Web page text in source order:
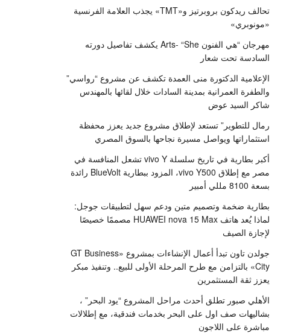
تحالف ريدكون بروبرتيز و«TMT» يجذب العلامة الفرنسية
«مونوبري»
مهرجان “هي الفنون Arts- “She يكشف تفاصيل دورته
السادسة تحت شعار
الإعلامية الدكتورة منى العمدة تكشف عن مشروع “رواسي”
والطفرة العمرانية بمدينة السادات خلال لقائها بالمهندس
شاكر السيد عوض
رمال للتطوير” تستعد لإطلاق مشروع جديد يعزز محفظة
استثماراتها ويواصل مسيرة نجاحها بالسوق المصري
أكبر بطارية في تاريخ سلسلة vivo Y تشعل المنافسة في
مصر مع إطلاق vivo Y500، المزود ببطارية BlueVolt رائدة
بسعة 8100 مللي أمبير
بطارية ضخمة وتصميم متين ودعم سهل لتطبيقات جوجل:
لماذا يُعد هاتف HUAWEI nova 15 Max مصممًا خصيصًا
لإجازة الصيف
جولدن تاون تبدأ أعمال الإنشاءات بمشروع «GT Business
City» بالتزامن مع طرح المرحلة الأولى للبيع.. وتنفيذ مبكر
يعزز ثقة المستثمرين
الأهلي صبور تطلق أحدث مراحل المشروع “يود البحر” ،
بشاليهات صف اول على البحر بخدمات فندقية، مع إطلالات
مباشرة على اللاجون